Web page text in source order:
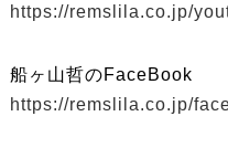
https://remslila.co.jp/
船ヶ山哲のFaceBook
https://remslila.co.jp/